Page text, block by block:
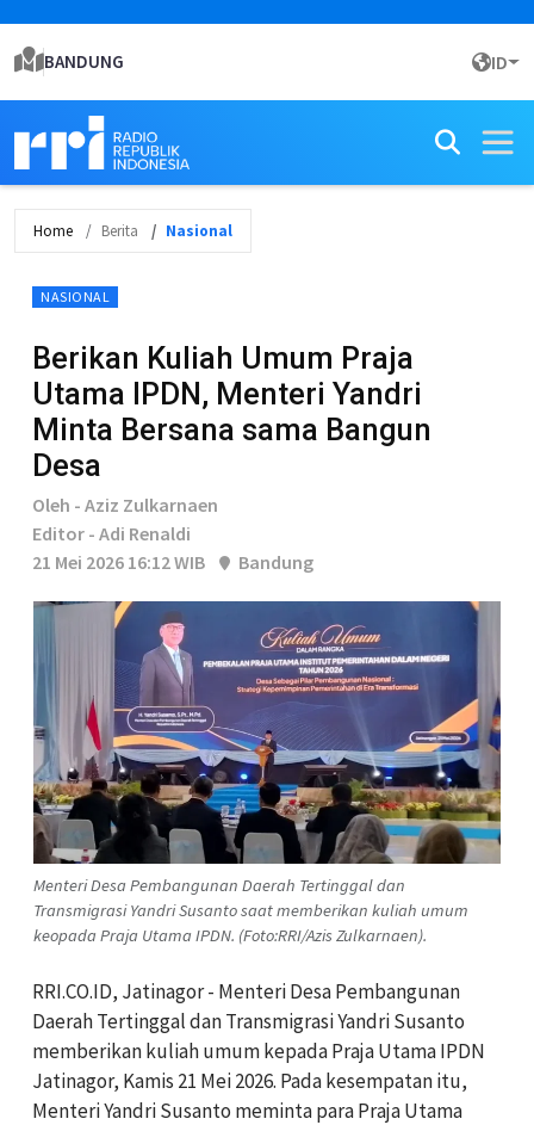
BANDUNG ID
Home Berita Nasional
NASIONAL
Berikan Kuliah Umum Praja
Utama IPDN, Menteri Yandri
Minta Bersana sama Bangun
Desa
Oleh - Aziz Zulkarnaen
Editor - Adi Renaldi
21 Mei 2026 16:12 WIB
Bandung
Menteri Desa Pembangunan Daerah Tertinggal dan
Transmigrasi Yandri Susanto saat memberikan kuliah umum
keopada Praja Utama IPDN. (Foto:RRI/Azis Zulkarnaen).
RRI.CO.ID, Jatinagor - Menteri Desa Pembangunan
Daerah Tertinggal dan Transmigrasi Yandri Susanto
memberikan kuliah umum kepada Praja Utama IPDN
Jatinagor, Kamis 21 Mei 2026. Pada kesempatan itu,
Menteri Yandri Susanto meminta para Praja Utama